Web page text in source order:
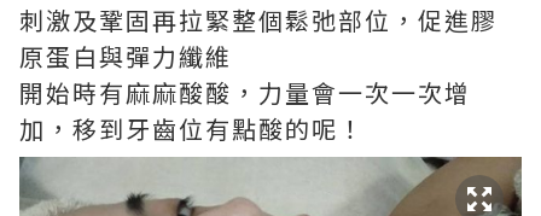
刺激及鞏固再拉緊整個鬆弛部位，促進膠
原蛋白與彈力纖維
開始時有麻麻酸酸，力量會一次一次增
加，移到牙齒位有點酸的呢！